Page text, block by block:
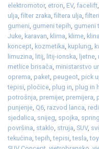
elektromotor, etron, EV, facelift
ulja,filter zraka,filtera ulja,filteri
gumeni, gumeni tepih, gumeni
Juke, karavan, klima, klime,
koncept, kozmetika, kuplung,
limuzina, litij, litij-ionska, ljetne,
metlice brisača, ministarstvo
oprema, paket, peugeot, pick
tepisi, pločice, plug in, plug in
potrošnja, premijer, premijera,
punjenje, Q6, razvod lanca,
sjedalica, snijeg, spojka, spring
površina, staklo, struja, SUV,
tekućina,tepih,tepisi,tesla,